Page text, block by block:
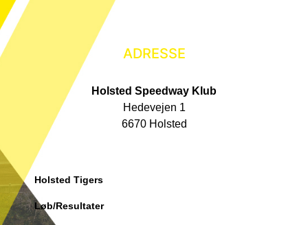
ADRESSE
Holsted Speedway Klub
Hedevejen 1
6670 Holsted
Holsted Tigers
Løb/Resultater